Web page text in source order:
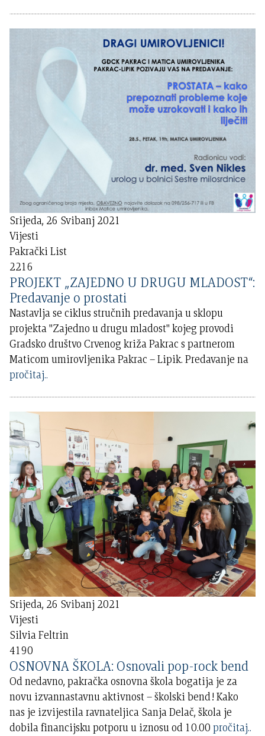
Srijeda, 26 Svibanj 2021
Vijesti
Pakrački List
2216
PROJEKT „ZAJEDNO U DRUGU MLADOST“:
Predavanje o prostati
Nastavlja se ciklus stručnih predavanja u sklopu
projekta "Zajedno u drugu mladost" kojeg provodi
Gradsko društvo Crvenog križa Pakrac s partnerom
Maticom umirovljenika Pakrac – Lipik. Predavanje na
pročitaj..
Srijeda, 26 Svibanj 2021
Vijesti
Silvia Feltrin
4190
OSNOVNA ŠKOLA: Osnovali pop-rock bend
Od nedavno, pakračka osnovna škola bogatija je za
novu izvannastavnu aktivnost – školski bend! Kako
nas je izvijestila ravnateljica Sanja Delač, škola je
dobila financijsku potporu u iznosu od 10.00pročitaj..